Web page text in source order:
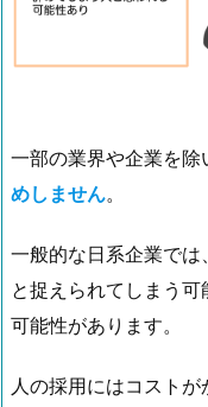
一部の業界や企業を除
めしません。
一般的な日系企業で
と捉えられてしまう
可能性があります。
人の採用にはコスト